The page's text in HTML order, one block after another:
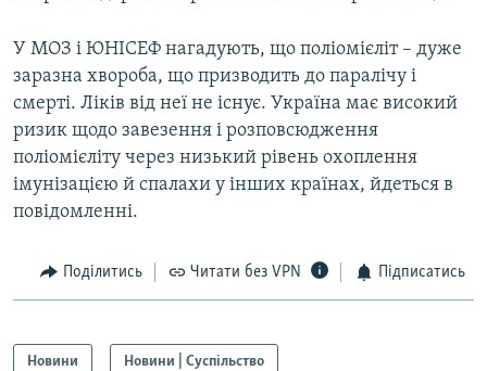
У МОЗ і ЮНІСЕФ нагадують, що поліомієліт – дуже
заразна хвороба, що призводить до паралічу і
смерті. Ліків від неї не існує. Україна має високий
ризик щодо завезення і розповсюдження
поліомієліту через низький рівень охоплення
імунізацією й спалахи у інших країнах, йдеться в
повідомленні.
Поділитись Читати без VPN Підписатись
Новини Новини | Суспільство